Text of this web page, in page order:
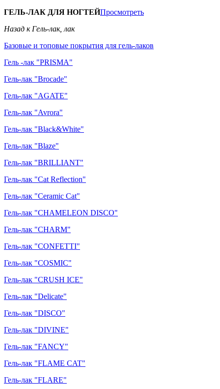
ГЕЛЬ-ЛАК ДЛЯ НОГТЕЙПросмотреть
Назад к Гель-лак, лак
Базовые и топовые покрытия для гель-лаков
Гель -лак "PRISMA"
Гель-лак "Brocade"
Гель-лак "AGATE"
Гель-лак "Avrora"
Гель-лак "Black&White"
Гель-лак "Blaze"
Гель-лак "BRILLIANT"
Гель-лак "Cat Reflection"
Гель-лак "Ceramic Cat"
Гель-лак "CHAMELEON DISCO"
Гель-лак "CHARM"
Гель-лак "CONFETTI"
Гель-лак "COSMIC"
Гель-лак "CRUSH ICE"
Гель-лак "Delicate"
Гель-лак "DISCO"
Гель-лак "DIVINE"
Гель-лак "FANCY"
Гель-лак "FLAME CAT"
Гель-лак "FLARE"